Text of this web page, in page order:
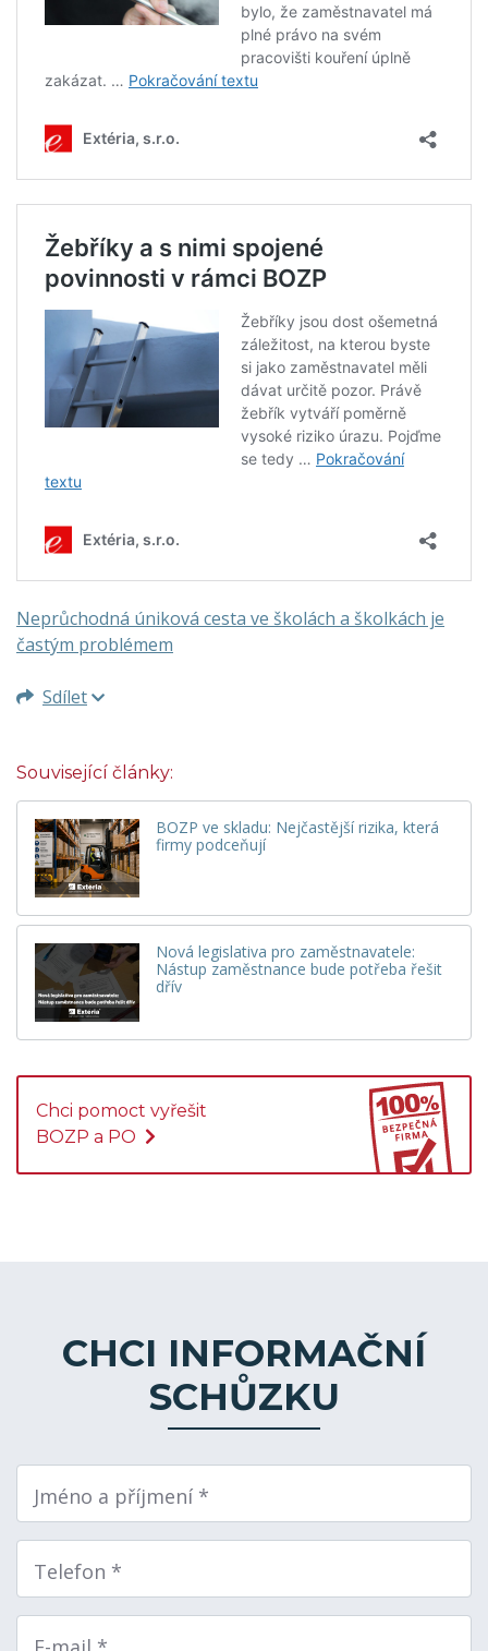
Neprůchodná úniková cesta ve školách a školkách je
častým problémem
Sdílet
Související články:
BOZP ve skladu: Nejčastější rizika, která
firmy podceňují
Nová legislativa pro zaměstnavatele:
Nástup zaměstnance bude potřeba řešit
dřív
Chci pomoct vyřešit
BOZP a PO
CHCI INFORMAČNÍ
SCHŮZKU
Jméno a příjmení *
Telefon *